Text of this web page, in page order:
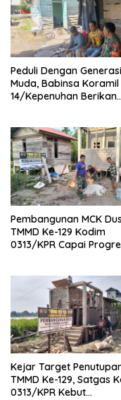
Peduli Dengan Generasi
Muda, Babinsa Koramil
14/Kepenuhan Berikan
Pembangunan MCK
TMMD Ke-129 Kodim
0313/KPR Capai
Kejar Target
TMMD Ke-129, Satgas
0313/KPR Kebut